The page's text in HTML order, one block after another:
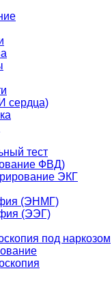
сердца)
тест
ФВД)
ЭКГ
(ЭНМГ)
(ЭЭГ)
под наркозом